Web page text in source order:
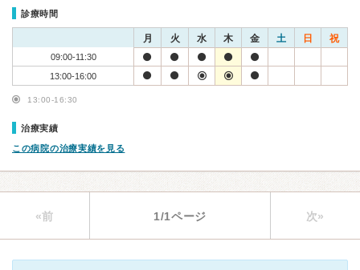
診療時間
月 火 水 木 金 土 日 祝
09:00-11:30
13:00-16:00
13:00-16:30
治療実績
この病院の治療実績を見る
«前 1/1ページ 次»